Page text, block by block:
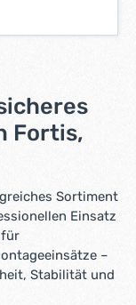
schützen
x B x H: 1.345 x
Fortis,
Sortiment
Einsatz
für
–
Stabilität und